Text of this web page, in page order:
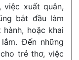
việc xuất quân,
bắt đầu làm
hoặc khai
Đến những
trẻ thơ, việc